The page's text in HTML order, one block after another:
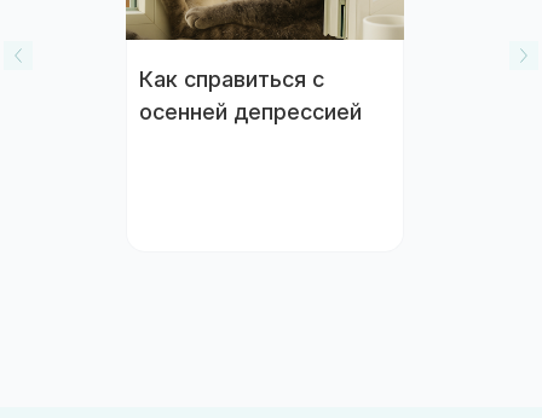
Как справиться с
осенней депрессией